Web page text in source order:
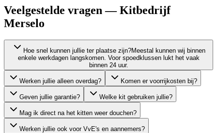
Veelgestelde vragen — Kitbedrijf
Merselo
Hoe snel kunnen jullie ter plaatse zijn?Meestal kunnen wij binnen
enkele werkdagen langskomen. Voor spoedklussen lukt het vaak
binnen 24 uur.
Werken jullie alleen overdag? Komen er voorrijkosten bij?
Geven jullie garantie? Welke kit gebruiken jullie?
Mag ik direct na het kitten weer douchen?
Werken jullie ook voor VvE's en aannemers?